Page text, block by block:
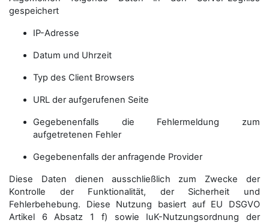
gespeichert
IP-Adresse
Datum und Uhrzeit
Typ des Client Browsers
URL der aufgerufenen Seite
Gegebenenfalls die Fehlermeldung zum
aufgetretenen Fehler
Gegebenenfalls der anfragende Provider
Diese Daten dienen ausschließlich zum Zwecke der
Kontrolle der Funktionalität, der Sicherheit und
Fehlerbehebung. Diese Nutzung basiert auf EU DSGVO
Artikel 6 Absatz 1 f) sowie IuK-Nutzungsordnung der